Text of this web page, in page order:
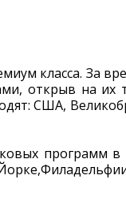
класса. За
открыв на их
США,
программ